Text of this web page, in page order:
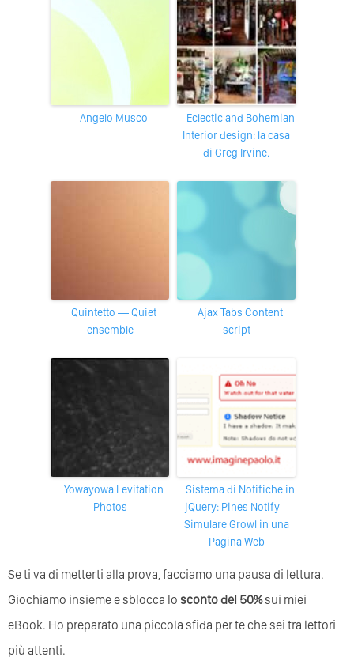
Angelo Musco
Eclectic and Bohemian
Interior design: la casa
di Greg Irvine.
Quintetto — Quiet
ensemble
Ajax Tabs Content
script
Yowayowa Levitation
Photos
Sistema di Notifiche in
jQuery: Pines Notify –
Simulare Growl in una
Pagina Web
Se ti va di metterti alla prova, facciamo una pausa di lettura.
Giochiamo insieme e sblocca lo sconto del 50%sui miei
eBook. Ho preparato una piccola sfida per te che sei tra lettori
più attenti.